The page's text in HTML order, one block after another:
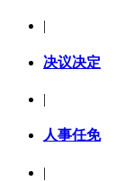
决议决定
|
人事任免
|